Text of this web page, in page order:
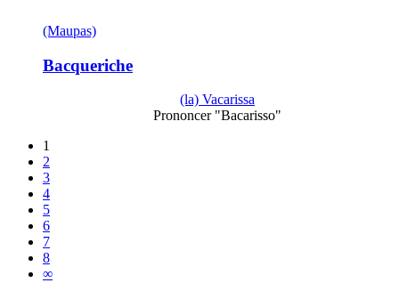
(Maupas)
Bacqueriche
(la) Vacarissa
Prononcer "Bacarisso"
1
2
3
4
5
6
7
8
∞